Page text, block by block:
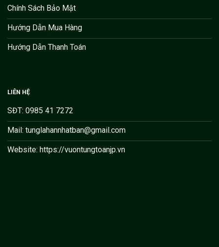
Chính Sách Bảo Mật
Hướng Dẫn Mua Hàng
Hướng Dẫn Thanh Toán
LIÊN HỆ
SĐT: 0985 41 7272
Mail: tunglahannhatban@gmail.com
Website: https://vuontungtoanjp.vn